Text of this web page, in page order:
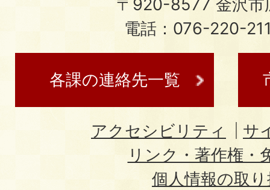
〒920-8577 金沢市
電話：076-220-
各課の連絡先一覧
アクセシビリティ
サ
リンク・著作権・
個人情報の取